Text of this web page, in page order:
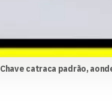
Chave catraca padrão,